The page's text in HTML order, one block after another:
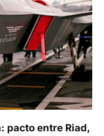
pacto entre Riad,